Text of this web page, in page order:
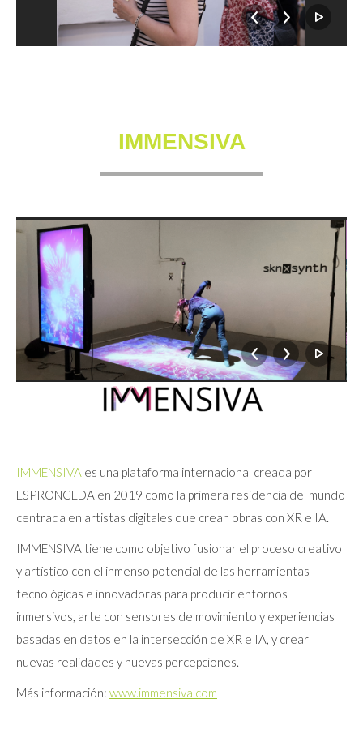
IMMENSIVA
IMMENSIVA es una plataforma internacional creada por
ESPRONCEDA en 2019 como la primera residencia del mundo
centrada en artistas digitales que crean obras con XR e IA.
IMMENSIVA tiene como objetivo fusionar el proceso creativo
y artístico con el inmenso potencial de las herramientas
tecnológicas e innovadoras para producir entornos
inmersivos, arte con sensores de movimiento y experiencias
basadas en datos en la intersección de XR e IA, y crear
nuevas realidades y nuevas percepciones.
Más información: www.immensiva.com